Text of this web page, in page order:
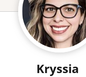
Kryssia